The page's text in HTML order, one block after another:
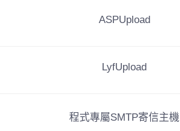
ASPUpload
LyfUpload
程式專屬SMTP寄信主機